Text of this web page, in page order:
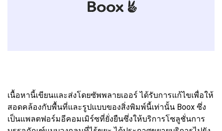
เนื้อหานี้เขียนและส่งโดยซัพพลายเออร์ ได้รับการแก้ไขเพื่อให้
สอดคล้องกับพื้นที่และรูปแบบของสิ่งพิมพ์นี้เท่านั้น Boox ซึ่ง
เป็นแพลตฟอร์มอีคอมเมิร์ซที่ยั่งยืนซึ่งให้บริการโซลูชั่นการ